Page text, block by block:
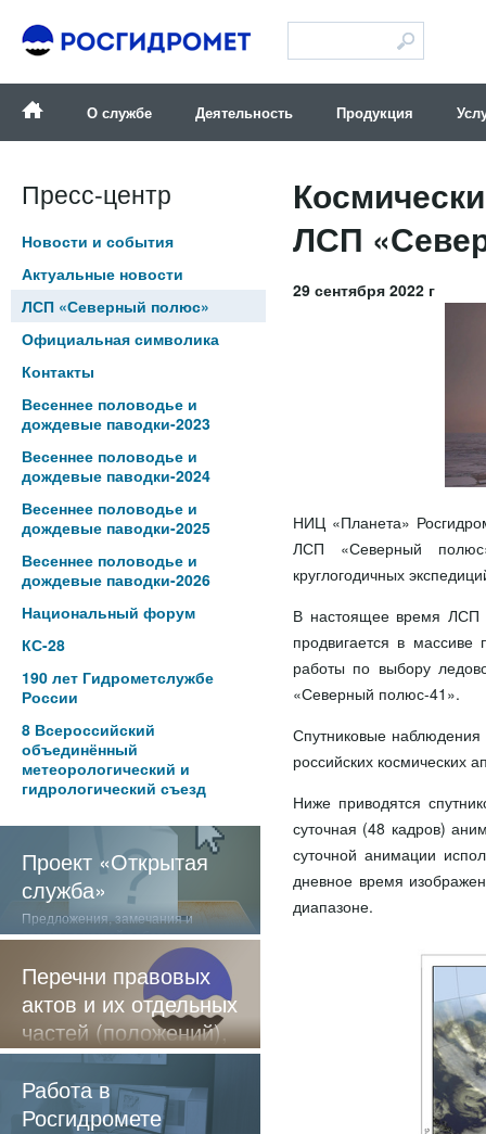
О службе Деятельность Продукция
Пресс-центр
Новости и события
Актуальные новости
ЛСП «Северный полюс»
Официальная символика
Контакты
Весеннее половодье и
дождевые паводки-2023
Весеннее половодье и
дождевые паводки-2024
Весеннее половодье и
дождевые паводки-2025
Весеннее половодье и
дождевые паводки-2026
Национальный форум
КС-28
190 лет Гидрометслужбе
России
8 Всероссийский
объединённый
метеорологический и
гидрологический съезд
Проект «Открытая
служба»
Предложения, замечания и
отзывы о нашей работе
Перечни правовых
актов и их отдельных
частей (положений),
содержащие
обязательные
требования
Работа в
Росгидромете
ЛСП
29 сентября 2022 г
НИЦ «Планета»
ЛСП «Северный полюс»
круглогодичных
В настоящее время ЛСП
продвигается в
работы по выбору
«Северный полюс-41».
Спутниковые
российских космических
Ниже приводятся
суточная (48 кадров)
суточной анимации
дневное время
диапазоне.